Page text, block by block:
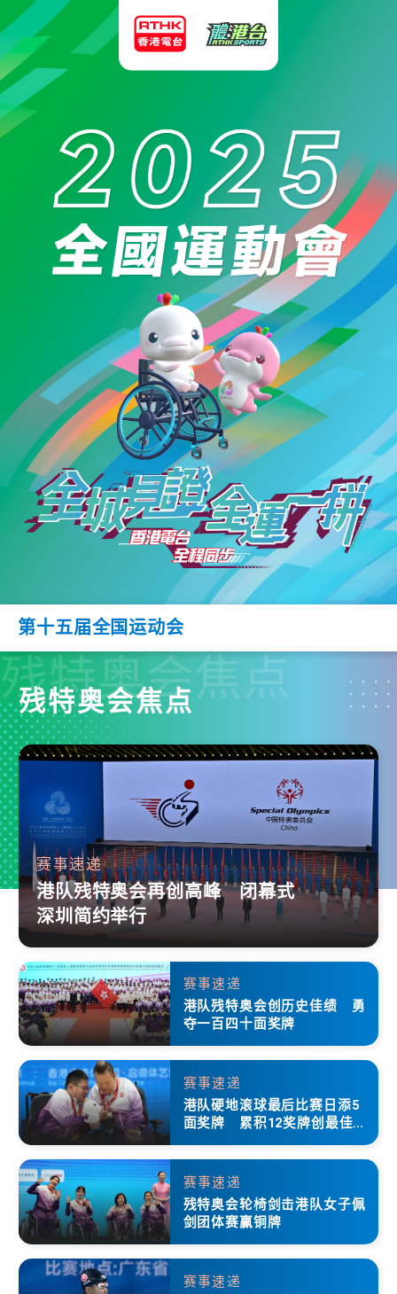
第十五届全国运动会
残特奥会焦点
残特奥会焦点
赛事速递
港队残特奥会再创高峰 闭幕式
深圳简约举行
赛事速递
港队残特奥会创历史佳绩 勇
夺一百四十面奖牌
赛事速递
港队硬地滚球最后比赛日添5
面奖牌 累积12奖牌创最佳成
赛事速递
残特奥会轮椅剑击港队女子佩
剑团体赛赢铜牌
赛事速递